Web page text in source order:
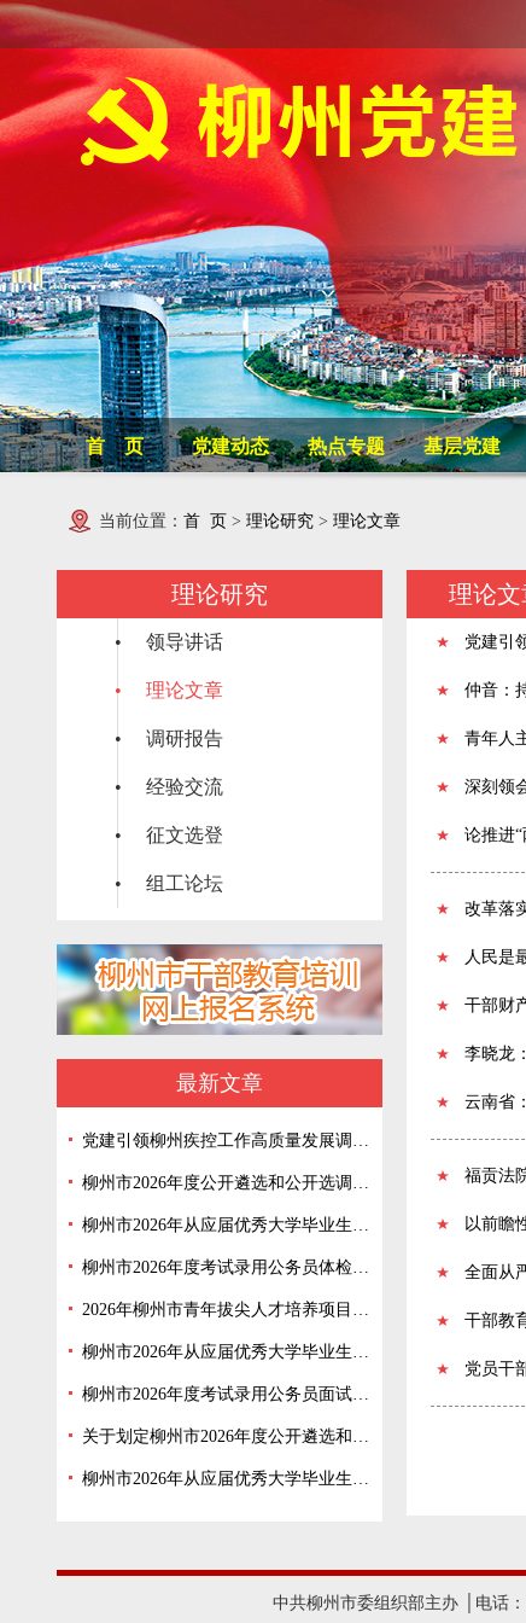
首 页 党建动态 热点专题 基层党建
当前位置： 首 页 > 理论研究 > 理论文章
理论研究
• 领导讲话
• 理论文章
• 调研报告
• 经验交流
• 征文选登
• 组工论坛
最新文章
党建引领柳州疾控工作高质量发展调查研究
柳州市2026年度公开遴选和公开选调公务员面试入围人选资格审查通告
柳州市2026年从应届优秀大学毕业生中招录选调生体检公告
柳州市2026年度考试录用公务员体检公告
2026年柳州市青年拔尖人才培养项目 人选名单公示
柳州市2026年从应届优秀大学毕业生中招录选调生面试公告
柳州市2026年度考试录用公务员面试公告
关于划定柳州市2026年度公开遴选和公开选调公务员笔试合格分数线的通告
柳州市2026年从应届优秀大学毕业生中招录选调生面试入围人选资格审查通告
理论文
党建引
仲音：
青年人
深刻领
论推进
改革落
人民是
干部财
李晓龙
云南省
福贡法
以前瞻
全面从
干部教
党员干
中共柳州市委组织部主办 │电话